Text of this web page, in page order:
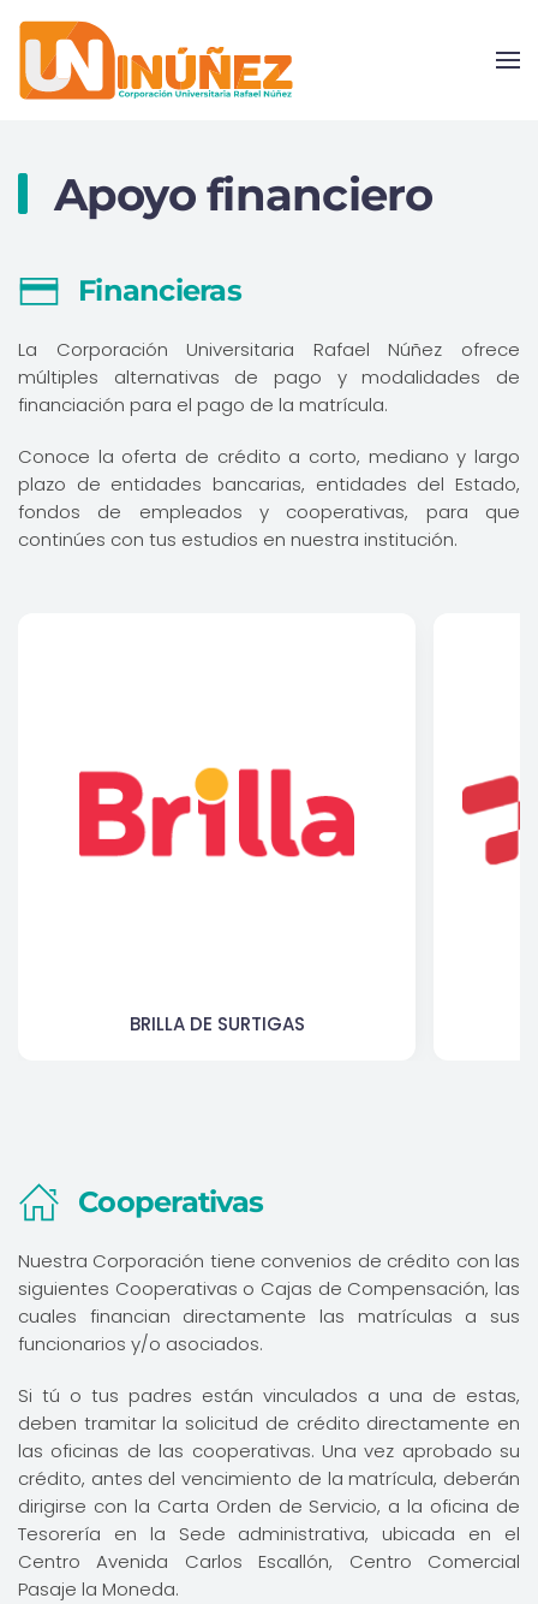
Skip to main content
Apoyo financiero
Financieras
La Corporación Universitaria Rafael Núñez ofrece
múltiples alternativas de pago y modalidades de
financiación para el pago de la matrícula.
Conoce la oferta de crédito a corto, mediano y largo
plazo de entidades bancarias, entidades del Estado,
fondos de empleados y cooperativas, para que
continúes con tus estudios en nuestra institución.
BRILLA DE SURTIGAS
Cooperativas
Nuestra Corporación tiene convenios de crédito con las
siguientes Cooperativas o Cajas de Compensación, las
cuales financian directamente las matrículas a sus
funcionarios y/o asociados.
Si tú o tus padres están vinculados a una de estas,
deben tramitar la solicitud de crédito directamente en
las oficinas de las cooperativas. Una vez aprobado su
crédito, antes del vencimiento de la matrícula, deberán
dirigirse con la Carta Orden de Servicio, a la oficina de
Tesorería en la Sede administrativa, ubicada en el
CentroAvenida Carlos Escallón, Centro Comercial
Pasaje la Moneda.